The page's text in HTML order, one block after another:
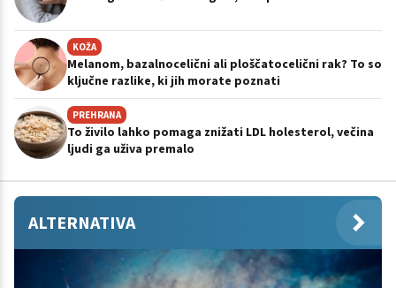
KOŽA
Melanom, bazalnocelični ali ploščatocelični rak? To so
ključne razlike, ki jih morate poznati
PREHRANA
To živilo lahko pomaga znižati LDL holesterol, večina
ljudi ga uživa premalo
ALTERNATIVA